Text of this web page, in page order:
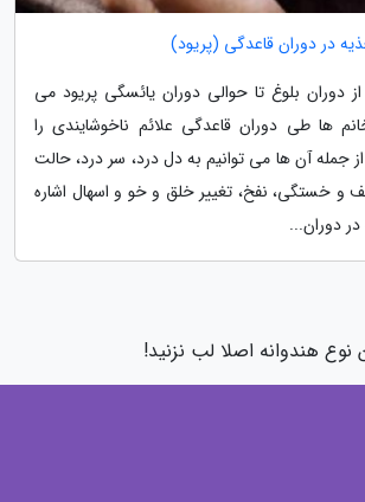
در دوران قاعدگی (پریود)
دوران بلوغ تا حوالی دوران یائسگی پریود می
ها طی دوران قاعدگی علائم ناخوشایندی را
جمله آن ها می توانیم به دل درد، سر درد، حالت
و خستگی، نفخ، تغییر خلق و خو و اسهال اشاره
دوران...
نوع هندوانه اصلا لب نزنید!